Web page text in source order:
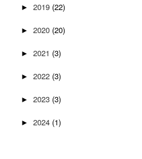
► 2019 (22)
► 2020 (20)
► 2021 (3)
► 2022 (3)
► 2023 (3)
► 2024 (1)